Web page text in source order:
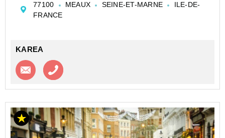
transports. Entièrement rénové, ce local se compose
d'u...
77100 MEAUX SEINE-ET-MARNE
ILE-DE-
FRANCE
KAREA
Contacter l'agence